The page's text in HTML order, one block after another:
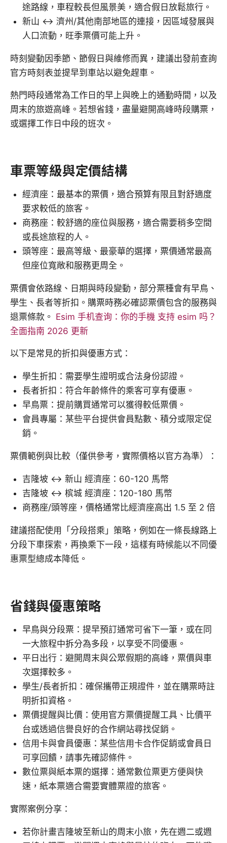
途路線，車程較長但風景美，適合假日放鬆旅行。
新山 ↔ 濟州/其他南部地區的連接，因區域發展與
人口流動，旺季票價可能上升。
時刻變動因季節、節假日與維修而異，建議出發前查詢
官方時刻表並提早到車站以避免趕車。
熱門時段通常為工作日的早上與晚上的通勤時間，以及
周末的旅遊高峰。若想省錢，盡量避開高峰時段購票，
或選擇工作日中段的班次。
車票等級與定價結構
經濟座：最基本的票價，適合預算有限且對舒適度
要求較低的旅客。
商務座：較舒適的座位與服務，適合需要稍多空間
或長途旅程的人。
頭等座：最高等級、最豪華的選擇，票價通常最高
但座位寬敞和服務更周全。
票價會依路線、日期與時段變動，部分票種會有早鳥、
學生、長者等折扣。購票時務必確認票價包含的服務與
退票條款。 Esim 手机查询：你的手機 支持 esim 吗？
全面指南 2026 更新
以下是常見的折扣與優惠方式：
學生折扣：需要學生證明或合法身份認證。
長者折扣：符合年齡條件的乘客可享有優惠。
早鳥票：提前購買通常可以獲得較低票價。
會員專屬：某些平台提供會員點數、積分或限定促
銷。
票價範例與比較（僅供參考，實際價格以官方為準）：
吉隆坡 ↔ 新山 經濟座：60-120 馬幣
吉隆坡 ↔ 槟城 經濟座：120-180 馬幣
商務座/頭等座，價格通常比經濟座高出 1.5 至 2 倍
建議搭配使用「分段搭乘」策略，例如在一條長線路上
分段下車探索，再換乘下一段，這樣有時候能以不同優
惠票型總成本降低。
省錢與優惠策略
早鳥與分段票：提早預訂通常可省下一筆，或在同
一大旅程中拆分為多段，以享受不同優惠。
平日出行：避開周末與公眾假期的高峰，票價與車
次選擇較多。
學生/長者折扣：確保攜帶正規證件，並在購票時註
明折扣資格。
票價提醒與比價：使用官方票價提醒工具、比價平
台或透過信譽良好的合作網站尋找促銷。
信用卡與會員優惠：某些信用卡合作促銷或會員日
可享回饋，請事先確認條件。
數位票與紙本票的選擇：通常數位票更方便與快
速，紙本票適合需要實體票證的旅客。
實際案例分享：
若你計畫吉隆坡至新山的周末小旅，先在週二或週